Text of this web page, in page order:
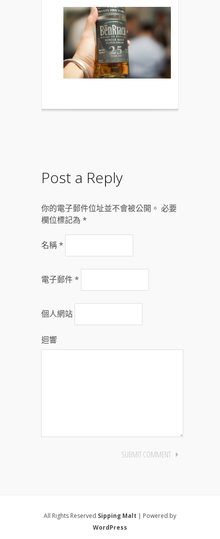
Post a Reply
你的電子郵件位址並不會被公開。 必要
欄位標記為 *
名稱*
電子郵件*
個人網站
迴響
All Rights Reserved Sipping Malt | Powered by
WordPress